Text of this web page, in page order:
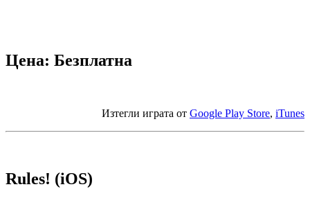
Цена: Безплатна
Изтегли играта от Google Play Store, iTunes
Rules! (iOS)